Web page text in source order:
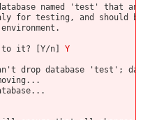
named 'test' that
for testing, and should be
to it? [Y/n] Y
drop database 'test';